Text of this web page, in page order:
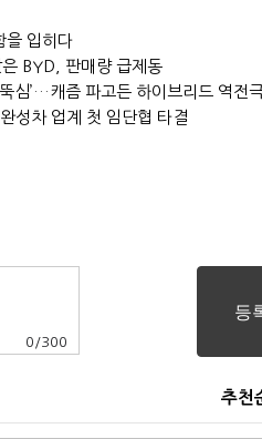
을 입히다
은 BYD, 판매량 급제동
심’…캐즘 파고든 하이브리드 역전
성차 업계 첫 임단협 타결
0 /300
추천